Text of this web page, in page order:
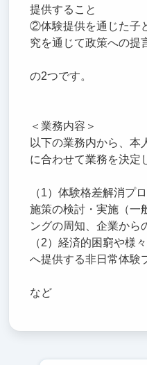
提供すること
②体験提供を通じた子
究を通じて政策への提
の2つです。
＜業務内容＞
以下の業務内から、本
に合わせて業務を決定
（1）体験格差解消プ
施策の検討・実施（一
ングの周知、企業から
（2）経済的困窮や様
へ提供する非日常体験
など